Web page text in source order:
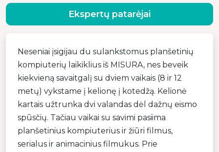
Neseniai įsigijau du sulankstomus planšetinių
kompiuterių laikiklius iš MISURA, nes beveik
kiekvieną savaitgalį su dviem vaikais (8 ir 12
metų) vykstame į kelionę į kotedžą. Kelionė
kartais užtrunka dvi valandas dėl dažnų eismo
spūsčių. Tačiau vaikai su savimi pasiima
planšetinius kompiuterius ir žiūri filmus,
serialus ir animacinius filmukus. Prie
Ekspertų patarėjai